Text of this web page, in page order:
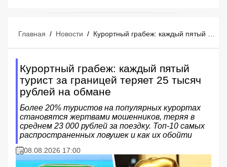
Главная / Новости /
Курортный грабеж: каждый пятый
турист за границей теряет 25 тысяч
рублей на обмане
Более 20% туристов на популярных курортах
становятся жертвами мошенников, теряя в
среднем 23 000 рублей за поездку. Топ-10 самых
распространенных ловушек и как их обойти
08.08.2026 17:00